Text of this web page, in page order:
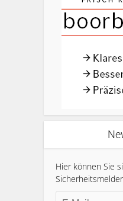
Hier können Sie